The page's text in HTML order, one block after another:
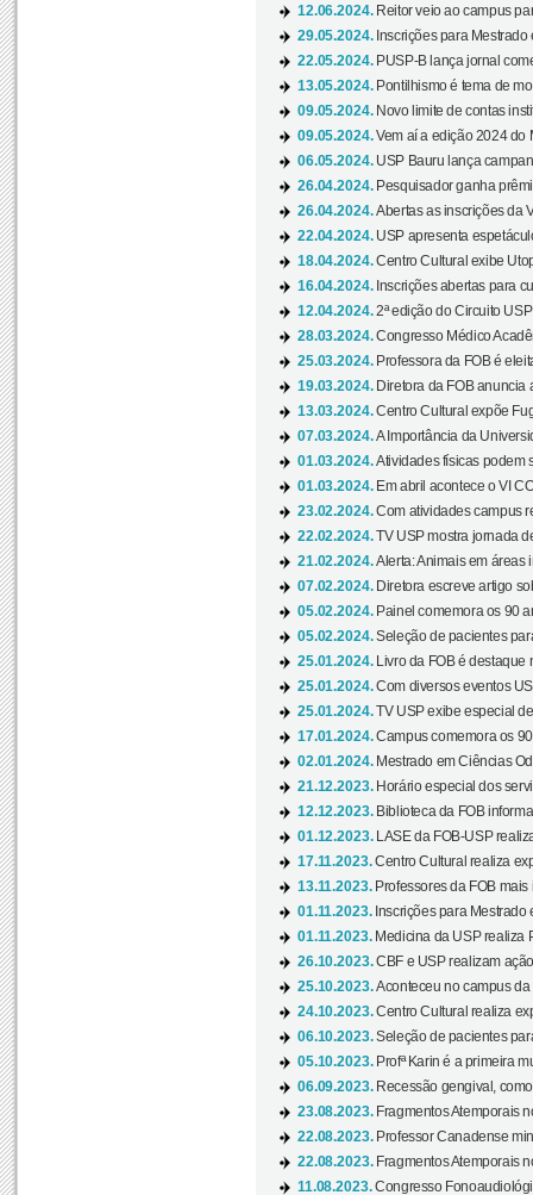
12.06.2024. Reitor veio ao campus
29.05.2024. Inscrições para
22.05.2024. PUSP-B lança jornal
13.05.2024. Pontilhismo é tema de
09.05.2024. Novo limite de contas
09.05.2024.Vem aí a edição 2024 do
06.05.2024. USP Bauru lança
26.04.2024. Pesquisador ganha
26.04.2024.Abertas as inscrições da
22.04.2024. USP apresenta
18.04.2024.Centro Cultural exibe
16.04.2024. Inscrições abertas para
12.04.2024.2ª edição do Circuito
28.03.2024.Congresso Médico
25.03.2024. Professora da FOB é
19.03.2024. Diretora da FOB anuncia
13.03.2024.Centro Cultural expõe
07.03.2024.A Importância da
01.03.2024.Atividades físicas podem
01.03.2024. Em abril acontece o VI
23.02.2024.Com atividades campus
22.02.2024.TV USP mostra jornada
21.02.2024.Alerta: Animais em áreas
07.02.2024. Diretora escreve artigo
05.02.2024. Painel comemora os 90
05.02.2024.Seleção de pacientes
25.01.2024.
Livro da FOB é destaque
25.01.2024.Com diversos eventos
25.01.2024.TV USP exibe especial
17.01.2024.Campus comemora os
02.01.2024. Mestrado em Ciências
21.12.2023. Horário especial dos
12.12.2023. Biblioteca da FOB
01.12.2023.
LASE da FOB-USP
17.11.2023.Centro Cultural realiza
13.11.2023. Professores da FOB
01.11.2023. Inscrições para
01.11.2023. Medicina da USP realiza
26.10.2023.CBF e USP realizam
25.10.2023.Aconteceu no campus da
24.10.2023.Centro Cultural realiza
06.10.2023.Seleção de pacientes
05.10.2023. Profª Karin é a primeira
06.09.2023. Recessão gengival,
23.08.2023. Fragmentos Atemporais
22.08.2023. Professor Canadense
22.08.2023. Fragmentos Atemporais
11.08.2023.Congresso